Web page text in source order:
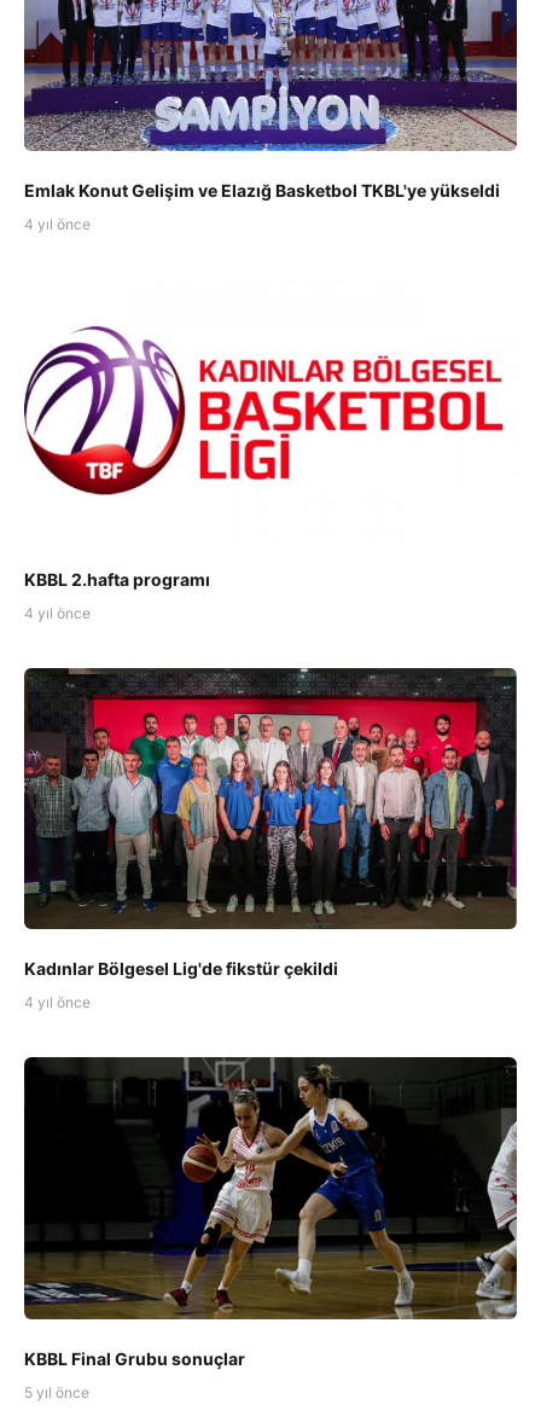
Emlak Konut Gelişim ve Elazığ Basketbol TKBL'ye yükseldi
4 yıl önce
KBBL 2.hafta programı
4 yıl önce
Kadınlar Bölgesel Lig'de fikstür çekildi
4 yıl önce
KBBL Final Grubu sonuçlar
5 yıl önce